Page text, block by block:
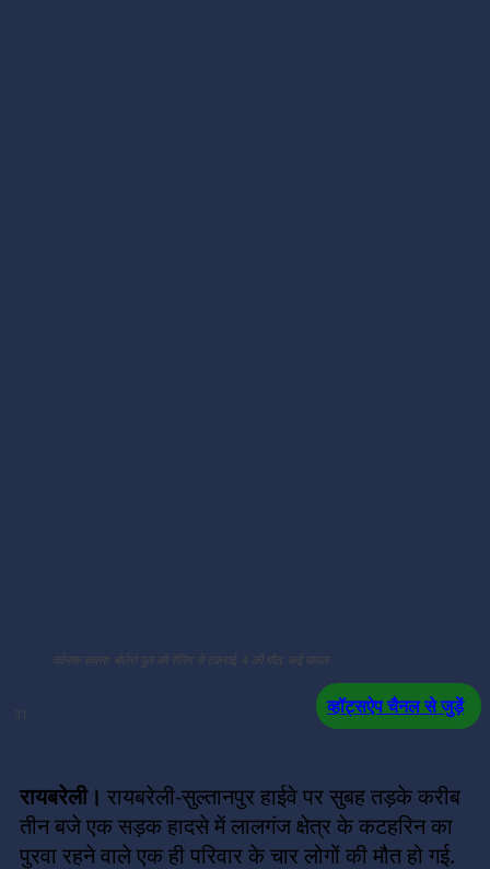
दर्दनाक हादसा: बोलेरो पुल की रेलिंग से टकराई, 4 की मौत, कई घायल
व्हॉट्सऐप चैनल से जुड़ें
31
रायबरेली। रायबरेली-सुल्तानपुर हाईवे पर सुबह तड़के करीब
तीन बजे एक सड़क हादसे में लालगंज क्षेत्र के कटहरिन का
पुरवा रहने वाले एक ही परिवार के चार लोगों की मौत हो गई.